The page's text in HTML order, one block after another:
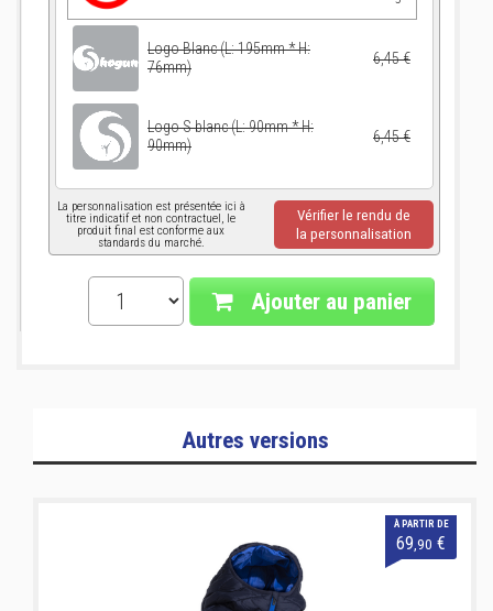
Logo Blanc (L: 195mm * H:
76mm)
6,45 €
Logo S blanc (L: 90mm * H:
90mm)
6,45 €
La personnalisation est présentée ici à
titre indicatif et non contractuel, le
produit final est conforme aux
standards du marché.
Vérifier le rendu de
la personnalisation
Ajouter au panier
Autres versions
À PARTIR DE
69 ,90 €